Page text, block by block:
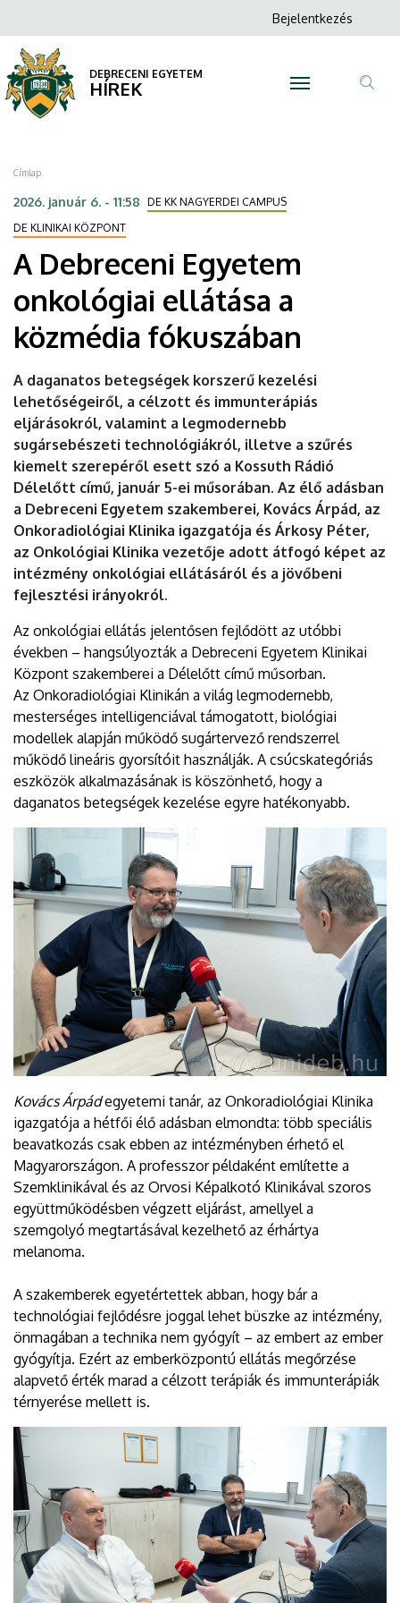
Debreceni
Egyetem
onkológiai
ellátása
a
közmédia
fókuszában
DEBRECENI
EGYETEM
a
tartalomra
Anonim
menüje
Bejelentkezés
DEBRECENI EGYETEM
HÍREK
Morzsa
Címlap
2026. január 6. - 11:58 DE KK NAGYERDEI CAMPUS
DE KLINIKAI KÖZPONT
A Debreceni Egyetem
onkológiai ellátása a
közmédia fókuszában
A daganatos betegségek korszerű kezelési
lehetőségeiről, a célzott és immunterápiás
eljárásokról, valamint a legmodernebb
sugársebészeti technológiákról, illetve a szűrés
kiemelt szerepéről esett szó a Kossuth Rádió
Délelőtt című, január 5-ei műsorában. Az élő adásban
a Debreceni Egyetem szakemberei, Kovács Árpád, az
Onkoradiológiai Klinika igazgatója és Árkosy Péter,
az Onkológiai Klinika vezetője adott átfogó képet az
intézmény onkológiai ellátásáról és a jövőbeni
fejlesztési irányokról.
Az onkológiai ellátás jelentősen fejlődött az utóbbi
években – hangsúlyozták a Debreceni Egyetem Klinikai
Központ szakemberei a Délelőtt című műsorban.
Az Onkoradiológiai Klinikán a világ legmodernebb,
mesterséges intelligenciával támogatott, biológiai
modellek alapján működő sugártervező rendszerrel
működő lineáris gyorsítóit használják. A csúcskategóriás
eszközök alkalmazásának is köszönhető, hogy a
daganatos betegségek kezelése egyre hatékonyabb.
Kovács Árpádegyetemi tanár, az Onkoradiológiai Klinika
igazgatója a hétfői élő adásban elmondta: több speciális
beavatkozás csak ebben az intézményben érhető el
Magyarországon. A professzor példaként említette a
Szemklinikával és az Orvosi Képalkotó Klinikával szoros
együttműködésben végzett eljárást, amellyel a
szemgolyó megtartásával kezelhető az érhártya
melanoma.
A szakemberek egyetértettek abban, hogy bár a
technológiai fejlődésre joggal lehet büszke az intézmény,
önmagában a technika nem gyógyít – az embert az ember
gyógyítja. Ezért az emberközpontú ellátás megőrzése
alapvető érték marad a célzott terápiák és immunterápiák
térnyerése mellett is.